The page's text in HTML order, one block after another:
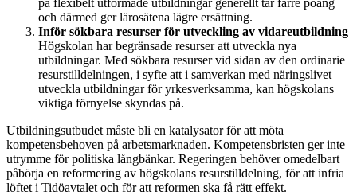
på flexibelt utformade utbildningar generellt tar färre poäng
och därmed ger lärosätena lägre ersättning.
Inför sökbara resurser för utveckling av vidareutbildning
Högskolan har begränsade resurser att utveckla nya
utbildningar. Med sökbara resurser vid sidan av den ordinarie
resurstilldelningen, i syfte att i samverkan med näringslivet
utveckla utbildningar för yrkesverksamma, kan högskolans
viktiga förnyelse skyndas på.
Utbildningsutbudet måste bli en katalysator för att möta
kompetensbehoven på arbetsmarknaden. Kompetensbristen ger inte
utrymme för politiska långbänkar. Regeringen behöver omedelbart
påbörja en reformering av högskolans resurstilldelning, för att infria
löftet i Tidöavtalet och för att reformen ska få rätt effekt.